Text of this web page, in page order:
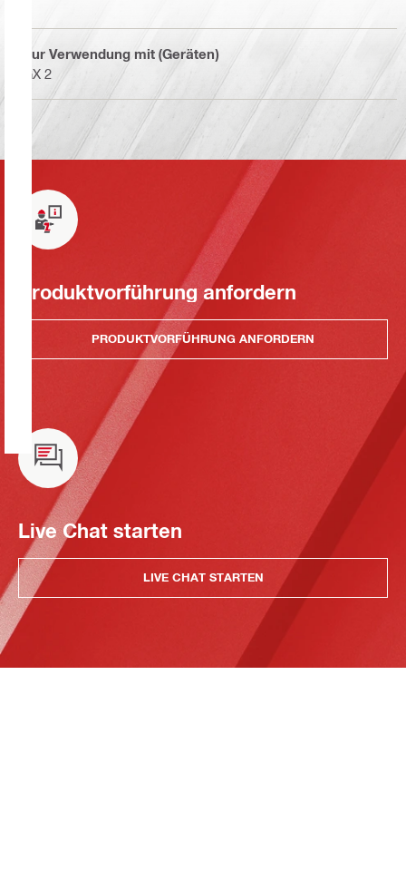
Zur Verwendung mit (Geräten)
GX 2
Produktvorführung anfordern
PRODUKTVORFÜHRUNG ANFORDERN
Live Chat starten
LIVE CHAT STARTEN